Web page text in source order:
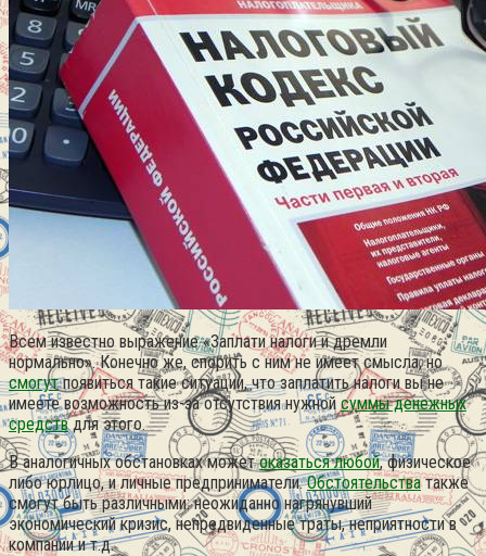
Всем известно выражение «Заплати налоги и дремли
нормально». Конечно же, спорить с ним не имеет смысла, но
смогутпоявиться такие ситуации, что заплатить налоги вы не
имеете возможность из-за отсутствия нужнойсуммы денежных
средствдля этого.
В аналогичных обстановках можетоказаться любой, физическое
либо юрлицо, и личные предприниматели.Обстоятельстватакже
смогут быть различными: неожиданно нагрянувший
экономический кризис, непредвиденные траты, неприятности в
компании и т.д.